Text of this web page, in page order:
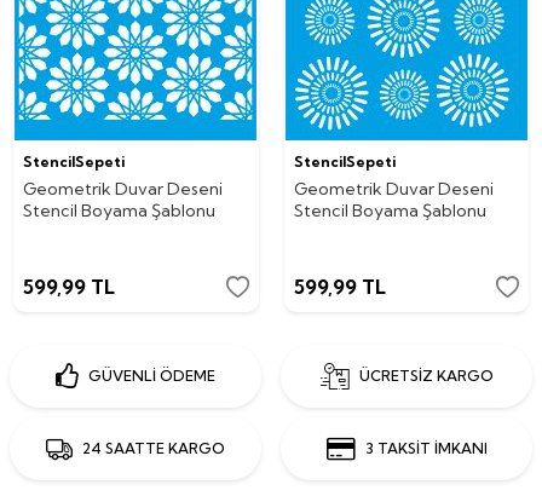
StencilSepeti
Geometrik Duvar Deseni
Stencil Boyama Şablonu
599,99 TL
StencilSepeti
Geometrik Duvar Deseni
Stencil Boyama Şablonu
599,99TL
GÜVENLİ ÖDEME ÜCRETSİZ KARGO
24 SAATTE KARGO 3 TAKSİT İMKANI